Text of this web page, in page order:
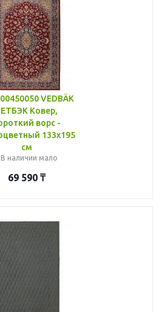
VEDBÄK
Ковер,
ворс -
133x195
см
В наличии мало
69 590₸